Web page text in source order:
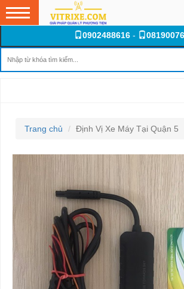
0902488616-
Trang chủ Định Vị Xe Máy Tại Quận 5